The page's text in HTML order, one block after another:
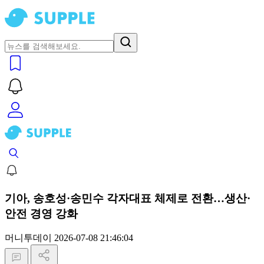
기아, 송호성·송민수 각자대표 체제로 전환…생산·
안전 경영 강화
머니투데이 2026-07-08 21:46:04